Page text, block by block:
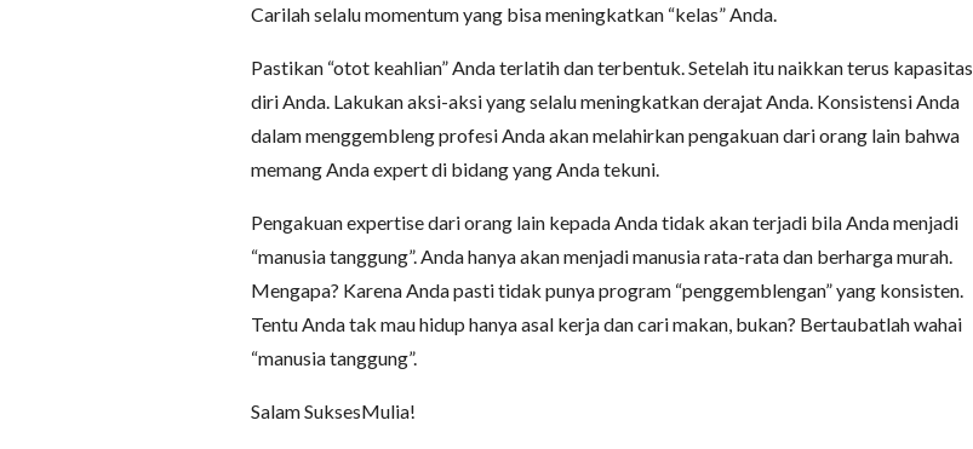
Carilah selalu momentum yang bisa meningkatkan “kelas” Anda.
Pastikan “otot keahlian” Anda terlatih dan terbentuk. Setelah itu naikkan terus kapasitas
diri Anda. Lakukan aksi-aksi yang selalu meningkatkan derajat Anda. Konsistensi Anda
dalam menggembleng profesi Anda akan melahirkan pengakuan dari orang lain bahwa
memang Anda expert di bidang yang Anda tekuni.
Pengakuan expertise dari orang lain kepada Anda tidak akan terjadi bila Anda menjadi
“manusia tanggung”. Anda hanya akan menjadi manusia rata-rata dan berharga murah.
Mengapa? Karena Anda pasti tidak punya program “penggemblengan” yang konsisten.
Tentu Anda tak mau hidup hanya asal kerja dan cari makan, bukan? Bertaubatlah wahai
“manusia tanggung”.
Salam SuksesMulia!